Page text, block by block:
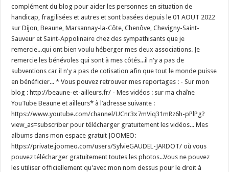
complément du blog pour aider les personnes en situation de
handicap, fragilisées et autres et sont basées depuis le 01 AOUT 2022
sur Dijon, Beaune, Marsannay-la-Côte, Chenôve, Chevigny-Saint-
Sauveur et Saint-Appolinaire chez des sympathisants que je
remercie...qui ont bien voulu héberger mes deux associations. Je
remercie les bénévoles qui sont à mes côtés...il n'y a pas de
subventions car il n'y a pas de cotisation afin que tout le monde puisse
en bénéficier... * Vous pouvez retrouver mes reportages : - Sur mon
blog : http://beaune-et-ailleurs.fr/ - Mes vidéos : sur ma chaîne
YouTube Beaune et ailleurs* à l’adresse suivante :
https://www.youtube.com/channel/UCnr3x7mViq31mRz6h-pPlPg?
view_as=subscriber pour télécharger gratuitement les vidéos... Mes
albums dans mon espace gratuit JOOMEO:
https://private.joomeo.com/users/SylvieGAUDEL-JARDOT/ où vous
pouvez télécharger gratuitement toutes les photos...Vous ne pouvez
les utiliser officiellement qu'avec mon nom dessus pour le droit à